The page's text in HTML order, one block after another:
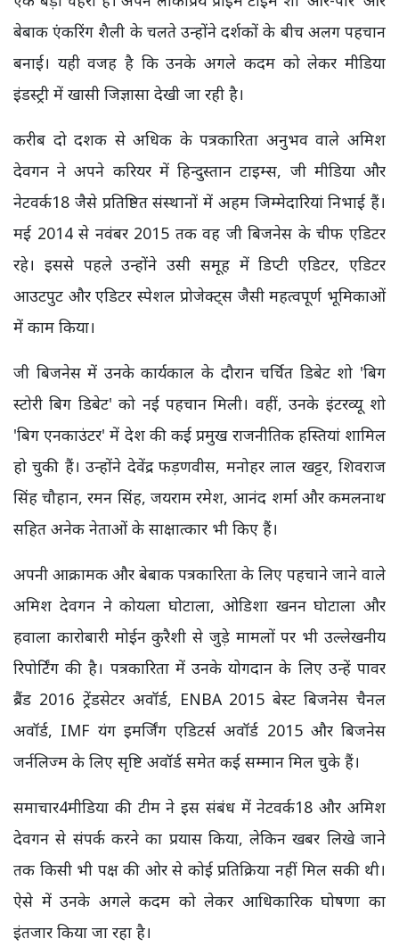
बेबाक एंकरिंग शैली के चलते उन्होंने दर्शकों के बीच अलग पहचान
बनाई। यही वजह है कि उनके अगले कदम को लेकर मीडिया
इंडस्ट्री में खासी जिज्ञासा देखी जा रही है।
करीब दो दशक से अधिक के पत्रकारिता अनुभव वाले अमिश
देवगन ने अपने करियर में हिन्दुस्तान टाइम्स, जी मीडिया और
नेटवर्क18 जैसे प्रतिष्ठित संस्थानों में अहम जिम्मेदारियां निभाई हैं।
मई 2014 से नवंबर 2015 तक वह जी बिजनेस के चीफ एडिटर
रहे। इससे पहले उन्होंने उसी समूह में डिप्टी एडिटर, एडिटर
आउटपुट और एडिटर स्पेशल प्रोजेक्ट्स जैसी महत्वपूर्ण भूमिकाओं
में काम किया।
जी बिजनेस में उनके कार्यकाल के दौरान चर्चित डिबेट शो 'बिग
स्टोरी बिग डिबेट' को नई पहचान मिली। वहीं, उनके इंटरव्यू शो
'बिग एनकाउंटर' में देश की कई प्रमुख राजनीतिक हस्तियां शामिल
हो चुकी हैं। उन्होंने देवेंद्र फड़णवीस, मनोहर लाल खट्टर, शिवराज
सिंह चौहान, रमन सिंह, जयराम रमेश, आनंद शर्मा और कमलनाथ
सहित अनेक नेताओं के साक्षात्कार भी किए हैं।
अपनी आक्रामक और बेबाक पत्रकारिता के लिए पहचाने जाने वाले
अमिश देवगन ने कोयला घोटाला, ओडिशा खनन घोटाला और
हवाला कारोबारी मोईन कुरैशी से जुड़े मामलों पर भी उल्लेखनीय
रिपोर्टिंग की है। पत्रकारिता में उनके योगदान के लिए उन्हें पावर
ब्रैंड 2016 ट्रेंडसेटर अवॉर्ड, ENBA 2015 बेस्ट बिजनेस चैनल
अवॉर्ड, IMF यंग इमर्जिंग एडिटर्स अवॉर्ड 2015 और बिजनेस
जर्नलिज्म के लिए सृष्टि अवॉर्ड समेत कई सम्मान मिल चुके हैं।
समाचार4मीडिया की टीम ने इस संबंध में नेटवर्क18 और अमिश
देवगन से संपर्क करने का प्रयास किया, लेकिन खबर लिखे जाने
तक किसी भी पक्ष की ओर से कोई प्रतिक्रिया नहीं मिल सकी थी।
ऐसे में उनके अगले कदम को लेकर आधिकारिक घोषणा का
इंतजार किया जा रहा है।